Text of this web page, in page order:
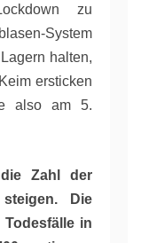
zu
System
halten,
ersticken
also am 5.
Zahl der
Die
in